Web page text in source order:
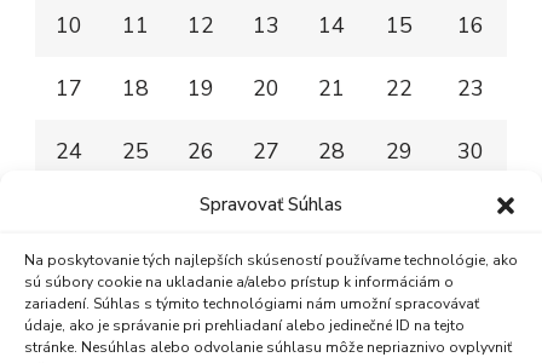
Spravovať Súhlas
Na poskytovanie tých najlepších skúseností používame technológie, ako
sú súbory cookie na ukladanie a/alebo prístup k informáciám o
zariadení. Súhlas s týmito technológiami nám umožní spracovávať
údaje, ako je správanie pri prehliadaní alebo jedinečné ID na tejto
stránke. Nesúhlas alebo odvolanie súhlasu môže nepriaznivo ovplyvniť
10 11 12 13 14 15 16
17 18 19 20 21 22 23
24 25 26 27 28 29 30
« jan